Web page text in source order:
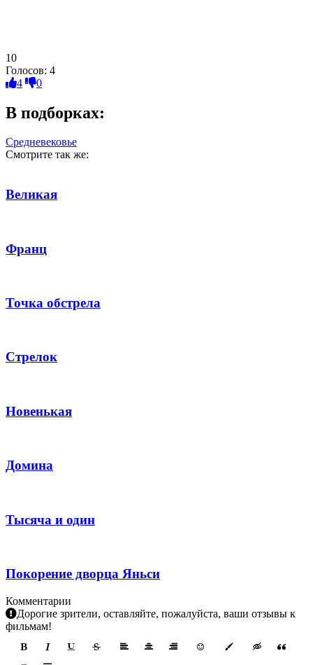
10
Голосов: 4
4
0
В подборках:
Средневековье
Смотрите так же:
Великая
Франц
Точка обстрела
Стрелок
Новенькая
Домина
Тысяча и один
Покорение дворца Яньси
Комментарии
Дорогие зрители, оставляйте, пожалуйста, ваши отзывы к
фильмам!